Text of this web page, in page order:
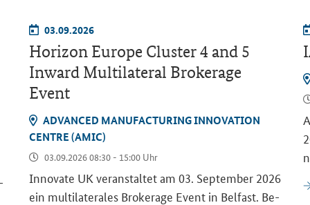
03.09.2026
Horizon Europe Cluster 4 and 5
Inward Multilateral Brokerage
Event
AD­VAN­CED MA­NU­FAC­TU­RING IN­NO­VA­TI­ON
CENT­RE (AMIC)
03.09.2026 08:30 - 15:00 Uhr
Innovate UK ver­an­stal­tet am 03. Sep­tem­ber 2026
ein mul­ti­la­te­ra­les Brokerage Event in Bel­fast. Be­